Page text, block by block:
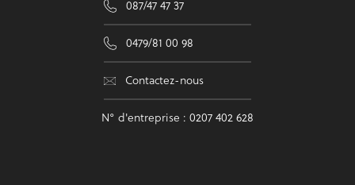
087/47 47 37
0479/81 00 98
Contactez-nous
N° d'entreprise : 0207 402 628